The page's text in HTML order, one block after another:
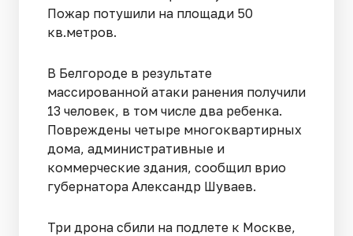
Пожар потушили на площади 50
кв.метров.
В Белгороде в результате
массированной атаки ранения получили
13 человек, в том числе два ребенка.
Повреждены четыре многоквартирных
дома, административные и
коммерческие здания, сообщил врио
губернатора Александр Шуваев.
Три дрона сбили на подлете к Москве,